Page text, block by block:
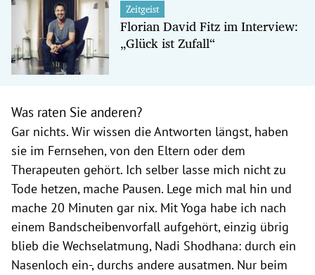
Zeitgeist
Florian David Fitz im Interview:
„Glück ist Zufall“
Was raten Sie anderen?
Gar nichts. Wir wissen die Antworten längst, haben
sie im Fernsehen, von den Eltern oder dem
Therapeuten gehört. Ich selber lasse mich nicht zu
Tode hetzen, mache Pausen. Lege mich mal hin und
mache 20 Minuten gar nix. Mit Yoga habe ich nach
einem Bandscheibenvorfall aufgehört, einzig übrig
blieb die Wechselatmung, Nadi Shodhana: durch ein
Nasenloch ein-, durchs andere ausatmen. Nur beim